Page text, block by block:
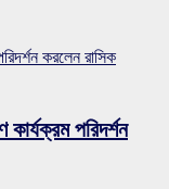
করলেন রাসিক
পরিদর্শন